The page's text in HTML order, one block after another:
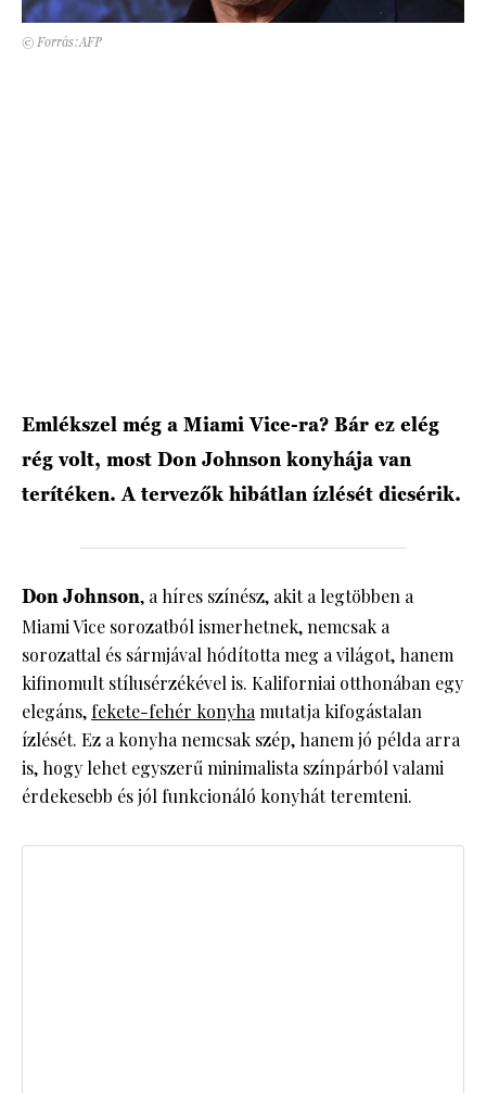
© Forrás:AFP
Emlékszel még a Miami Vice-ra? Bár ez elég
rég volt, most Don Johnson konyhája van
terítéken. A tervezők hibátlan ízlését dicsérik.
Don Johnson, a híres színész, akit a legtöbben a
Miami Vice sorozatból ismerhetnek, nemcsak a
sorozattal és sármjával hódította meg a világot, hanem
kifinomult stílusérzékével is. Kaliforniai otthonában egy
elegáns, fekete-fehér konyhamutatja kifogástalan
ízlését. Ez a konyha nemcsak szép, hanem jó példa arra
is, hogy lehet egyszerű minimalista színpárból valami
érdekesebb és jól funkcionáló konyhát teremteni.